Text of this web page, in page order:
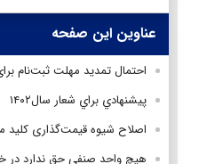
عناوین این صفحه
احتمال تمدید مهلت ثبت‌نام
پيشنهادي براي شعار سال۱۴۰۲
اصلاح شیوه قیمت‌گذاری
هیچ واحد صنفی حق ندارد در